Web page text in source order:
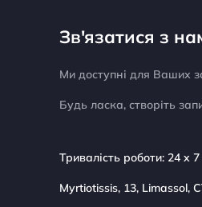
Зв'язатися з
Ми доступні для Ваших
Будь ласка, створіть
Тривалість роботи: 24 x
Myrtiotissis, 13, Limassol,